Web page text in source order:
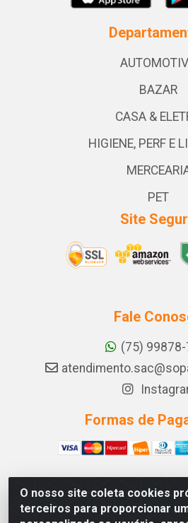
O nosso site coleta cookies
terceiros para proporcionar
BAZAR
CASA &
HIGIENE, PERF E
PET
Site
Fale
(75)
Formas de
A PINA DOS SANTOS
233, 27 - ZONA RURAL,